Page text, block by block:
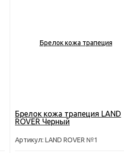
Брелок кожа трапеция LAND
ROVER Черный
Артикул: LAND ROVER №1